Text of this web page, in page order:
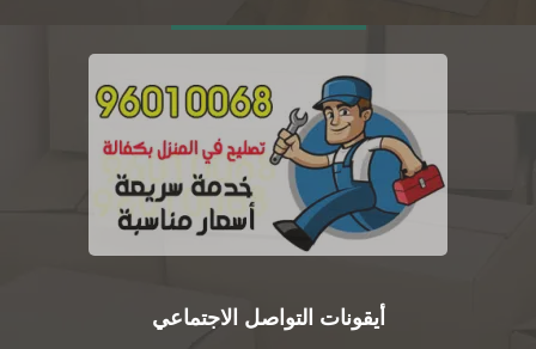
أيقونات التواصل الاجتماعي